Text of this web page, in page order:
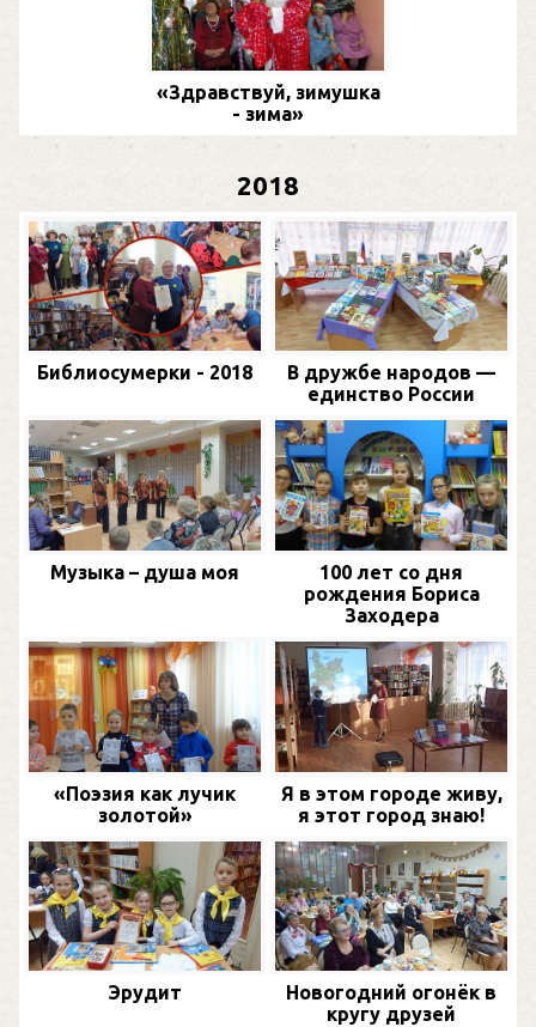
«Здравствуй, зимушка
- зима»
2018
Библиосумерки - 2018
В дружбе народов —
единство России
Музыка – душа моя
100 лет со дня
рождения Бориса
Заходера
«Поэзия как лучик
золотой»
Я в этом городе живу,
я этот город знаю!
Эрудит
Новогодний огонёк в
кругу друзей